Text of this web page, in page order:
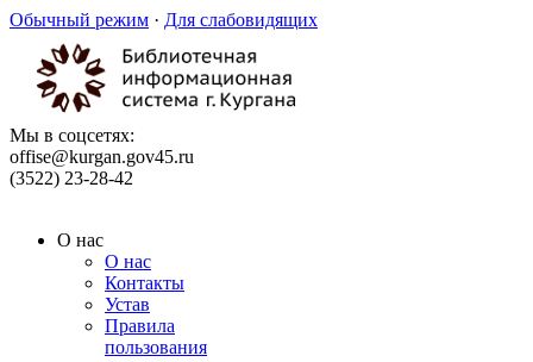
Обычный режим · Для слабовидящих
Мы в соцсетях:
offise@kurgan.gov45.ru
(3522) 23-28-42
О нас
О нас
Контакты
Устав
Правила
пользования